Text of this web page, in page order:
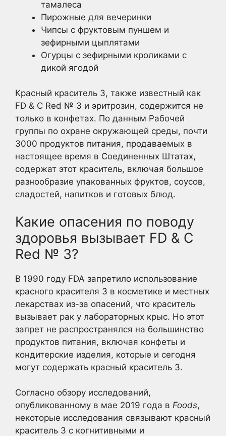
тамалеса
Пирожные для вечеринки
Чипсы с фруктовым пуншем и
зефирными цыплятами
Огурцы с зефирными кроликами с
дикой ягодой
Красный краситель 3, также известный как
FD & C Red № 3 и эритрозин, содержится не
только в конфетах. По данным Рабочей
группы по охране окружающей среды, почти
3000 продуктов питания, продаваемых в
настоящее время в Соединенных Штатах,
содержат этот краситель, включая большое
разнообразие упакованных фруктов, соусов,
сладостей, напитков и готовых блюд.
Какие опасения по поводу
здоровья вызывает FD & C
Red № 3?
В 1990 году FDA запретило использование
красного красителя 3 в косметике и местных
лекарствах из-за опасений, что краситель
вызывает рак у лабораторных крыс. Но этот
запрет не распространялся на большинство
продуктов питания, включая конфеты и
кондитерские изделия, которые и сегодня
могут содержать красный краситель 3.
Согласно обзору исследований,
опубликованному в мае 2019 года в Foods,
некоторые исследования связывают красный
краситель 3 с когнитивными и